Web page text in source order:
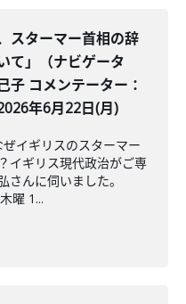
スターマー首相の辞
て」（ナビゲータ
子 コメンテーター：
年6月22日(月)
イギリスのスターマー
イギリス現代政治がご専
んに伺いました。
曜 1...